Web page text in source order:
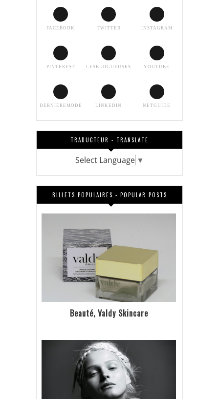
FACEBOOK TWITTER INSTAGRAM
PINTEREST LESBLOGUEUSES YOUTUBE
DERNIEREMODE LINKEDIN NETGUIDE
TRADUCTEUR - TRANSLATE
Select Language ▼
BILLETS POPULAIRES - POPULAR POSTS
Beauté, Valdy Skincare